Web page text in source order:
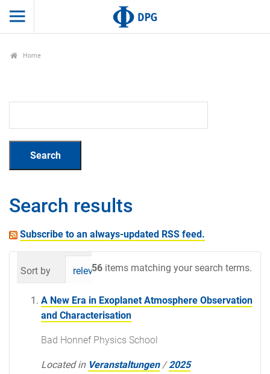
Home
Search results
Subscribe to an always-updated RSS feed.
56 items matching your search terms.
Sort by relevance date (newest first)
A New Era in Exoplanet Atmosphere Observation
and Characterisation
Bad Honnef Physics School
Located in Veranstaltungen /2025